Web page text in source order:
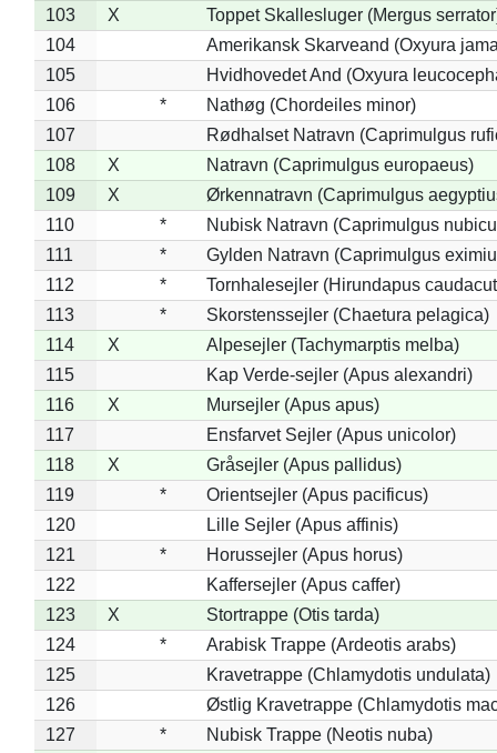
103 X
Toppet Skallesluger (Mergus
104
Amerikansk Skarveand (Oxyura
105
Hvidhovedet And (Oxyura
106
*
Nathøg (Chordeiles minor)
107
Rødhalset Natravn (Caprimulgus
108
X
Natravn (Caprimulgus europaeus)
109
X
Ørkennatravn (Caprimulgus
110
*
Nubisk Natravn (Caprimulgus
111
*
Gylden Natravn (Caprimulgus
112
*
Tornhalesejler (Hirundapus
113
*
Skorstenssejler (Chaetura pelagica)
114
X
Alpesejler (Tachymarptis melba)
115
Kap Verde-sejler (Apus alexandri)
116
X
Mursejler (Apus apus)
117
Ensfarvet Sejler (Apus unicolor)
118
X
Gråsejler (Apus pallidus)
119
*
Orientsejler (Apus pacificus)
120
Lille Sejler (Apus affinis)
121
*
Horussejler (Apus horus)
122
Kaffersejler (Apus caffer)
123
X
Stortrappe (Otis tarda)
124
*
Arabisk Trappe (Ardeotis arabs)
125
Kravetrappe (Chlamydotis undulata)
126
Østlig Kravetrappe (Chlamydotis
127
*
Nubisk Trappe (Neotis nuba)